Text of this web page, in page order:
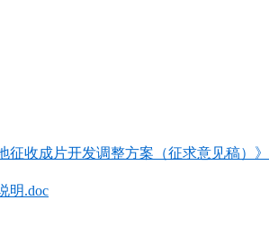
征收成片开发调整方案（征求意见稿）
明.doc